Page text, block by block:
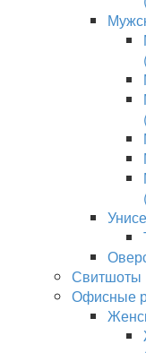
Свитшоты
Офисные